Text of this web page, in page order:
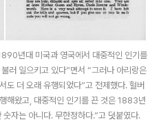
년대 미국과 영국에서 대중적인 인기를
러 일으키고 있다”면서 “그러나 아리랑은
도 더 오래 유행되었다”고 전제했다. 헐버
해왔고, 대중적인 인기를 끈 것은 1883년
자는 아니다. 무한정하다.”고 덧붙였다.